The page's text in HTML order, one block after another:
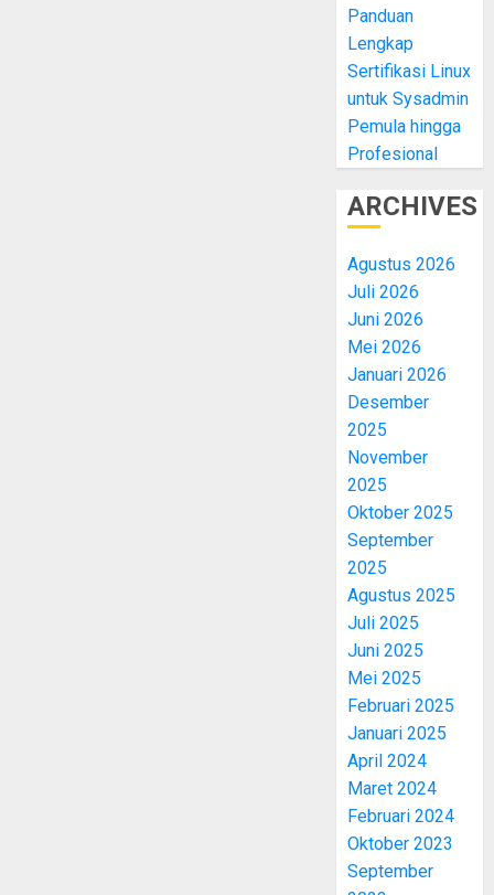
Panduan
Lengkap
Sertifikasi Linux
untuk Sysadmin
Pemula hingga
Profesional
ARCHIVES
Agustus 2026
Juli 2026
Juni 2026
Mei 2026
Januari 2026
Desember
2025
November
2025
Oktober 2025
September
2025
Agustus 2025
Juli 2025
Juni 2025
Mei 2025
Februari 2025
Januari 2025
April 2024
Maret 2024
Februari 2024
Oktober 2023
September